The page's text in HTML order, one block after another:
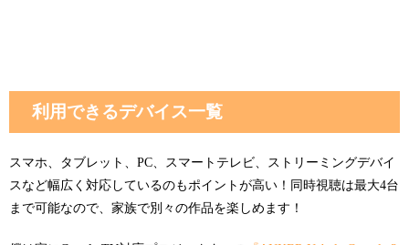
利用できるデバイス一覧
スマホ、タブレット、PC、スマートテレビ、ストリーミングデバイ
スなど幅広く対応しているのもポイントが高い！同時視聴は最大4台
まで可能なので、家族で別々の作品を楽しめます！